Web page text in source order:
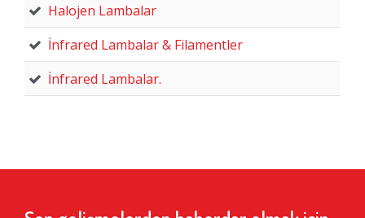
Halojen Lambalar
İnfrared Lambalar & Filamentler
İnfrared Lambalar.